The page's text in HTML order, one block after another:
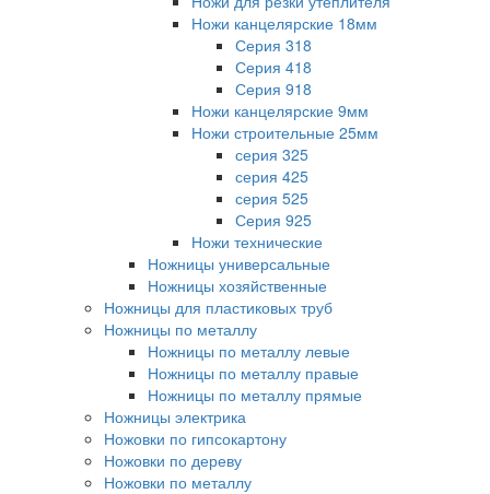
Ножи канцелярские 18мм
Серия 318
Серия 418
Серия 918
Ножи канцелярские 9мм
Ножи строительные 25мм
серия 325
серия 425
серия 525
Серия 925
Ножи технические
Ножницы универсальные
Ножницы хозяйственные
Ножницы для пластиковых труб
Ножницы по металлу
Ножницы по металлу левые
Ножницы по металлу правые
Ножницы по металлу прямые
Ножницы электрика
Ножовки по гипсокартону
Ножовки по дереву
Ножовки по металлу